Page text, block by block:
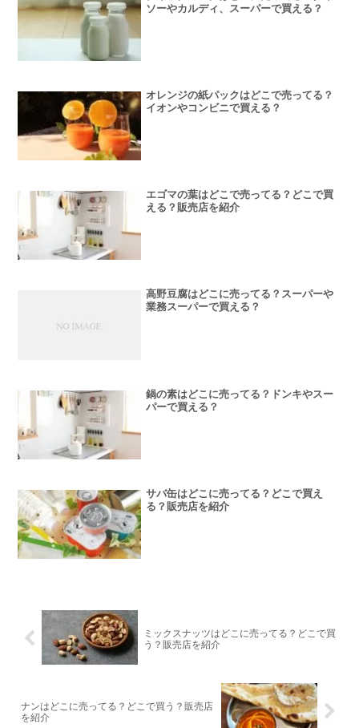
ソーやカルディ、スーパーで買える？
オレンジの紙パックはどこで売ってる？
イオンやコンビニで買える？
エゴマの葉はどこで売ってる？どこで買
える？販売店を紹介
高野豆腐はどこに売ってる？スーパーや
業務スーパーで買える？
鍋の素はどこに売ってる？ドンキやスー
パーで買える？
サバ缶はどこに売ってる？どこで買え
る？販売店を紹介
ミックスナッツはどこに売ってる？どこで買
う？販売店を紹介
ナンはどこに売ってる？どこで買う？販売店
を紹介